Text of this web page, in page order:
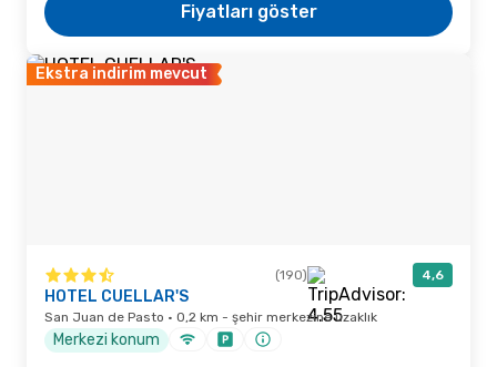
Fiyatları göster
Ekstra indirim mevcut
(190) 4,6
HOTEL CUELLAR'S
San Juan de Pasto · 0,2 km - şehir merkezine uzaklık
Merkezi konum